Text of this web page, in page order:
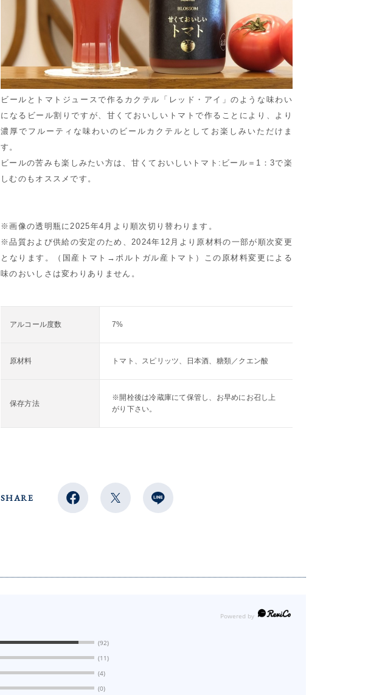
ビールとトマトジュースで作るカクテル「レッド・アイ」のような味わい
になるビール割りですが、甘くておいしいトマトで作ることにより、より
濃厚でフルーティな味わいのビールカクテルとしてお楽しみいただけま
す。
ビールの苦みも楽しみたい方は、甘くておいしいトマト:ビール＝1：3で楽
しむのもオススメです。
※画像の透明瓶に2025年4月より順次切り替わります。
※品質および供給の安定のため、2024年12月より原材料の一部が順次変更
となります。（国産トマト→ポルトガル産トマト）この原材料変更による
味のおいしさは変わりありません。
アルコール度数 7%
原材料 トマト、スピリッツ、日本酒、糖類／クエン酸
保存方法
※開栓後は冷蔵庫にて保管し、お早めにお召し上
がり下さい。
SHARE
(92)
(11)
(4)
(0)